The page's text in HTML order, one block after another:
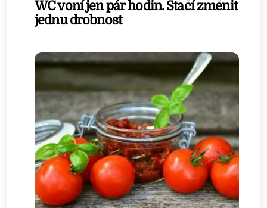
WC voní jen pár hodin. Stačí změnit
jednu drobnost